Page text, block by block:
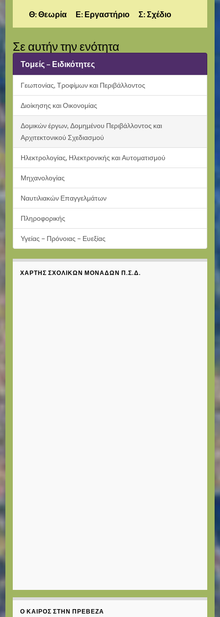
Θ: Θεωρία Ε: Εργαστήριο Σ: Σχέδιο
Σε αυτήν την ενότητα
Τομείς – Ειδικότητες
Γεωπονίας, Τροφίμων και Περιβάλλοντος
Διοίκησης και Οικονομίας
Δομικών έργων, Δομημένου Περιβάλλοντος και
Αρχιτεκτονικού Σχεδιασμού
Ηλεκτρολογίας, Ηλεκτρονικής και Αυτοματισμού
Μηχανολογίας
Ναυτιλιακών Επαγγελμάτων
Πληροφορικής
Υγείας – Πρόνοιας – Ευεξίας
ΧΆΡΤΗΣ ΣΧΟΛΙΚΏΝ ΜΟΝΆΔΩΝ Π.Σ.Δ.
Ο ΚΑΙΡΌΣ ΣΤΗΝ ΠΡΈΒΕΖΑ